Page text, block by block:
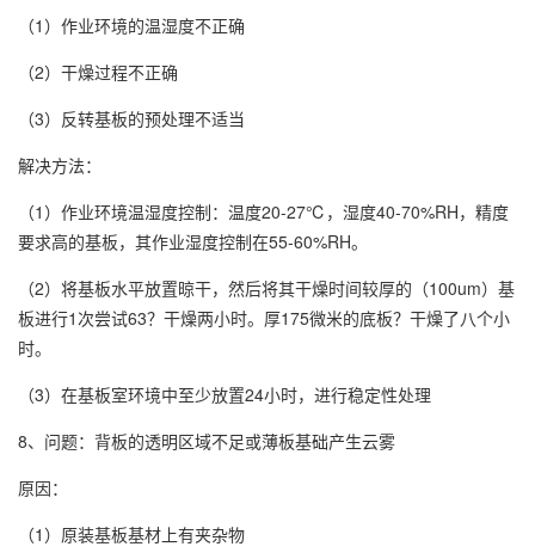
（1）作业环境的温湿度不正确
（2）干燥过程不正确
（3）反转基板的预处理不适当
解决方法：
（1）作业环境温湿度控制：温度20-27℃，湿度40-70%RH，精度
要求高的基板，其作业湿度控制在55-60%RH。
（2）将基板水平放置晾干，然后将其干燥时间较厚的（100um）基
板进行1次尝试63？干燥两小时。厚175微米的底板？干燥了八个小
时。
（3）在基板室环境中至少放置24小时，进行稳定性处理
8、问题：背板的透明区域不足或薄板基础产生云雾
原因：
（1）原装基板基材上有夹杂物